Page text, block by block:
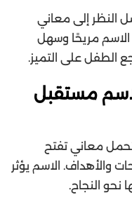
النظر إلى معاني
الاسم مريحًا وسهل
الطفل على التميز.
مستقبل
تحمل معاني تفتح
والأهداف. الاسم يؤثر
النجاح.